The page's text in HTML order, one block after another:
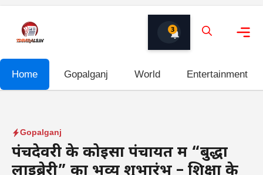
content
3
Home Gopalganj World Entertainment
Gopalganj
पंचदेवरी के कोइसा पंचायत में “बुद्धा